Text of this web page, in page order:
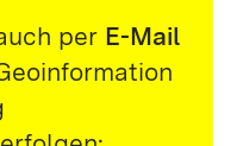
per E-Mail